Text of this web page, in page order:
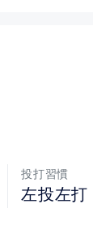
投打習慣
左投左打